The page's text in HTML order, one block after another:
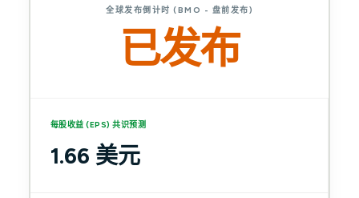
全球发布倒计时 (BMO - 盘前发布)
已发布
每股收益 (EPS) 共识预测
1.66 美元